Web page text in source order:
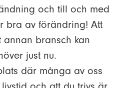
och till och med
bra av förändring! Att
bransch kan
just nu.
där många av oss